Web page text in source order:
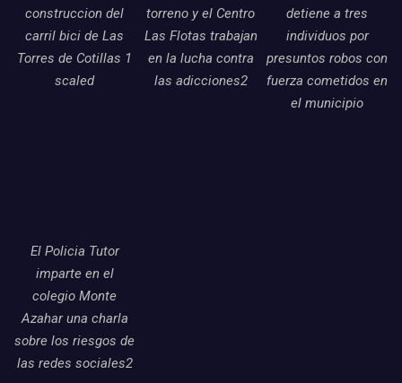
construccion del
carril bici de Las
Torres de Cotillas 1
scaled
torreno y el Centro
Las Flotas trabajan
en la lucha contra
las adicciones2
detiene a tres
individuos por
presuntos robos con
fuerza cometidos en
el municipio
El Policia Tutor
imparte en el
colegio Monte
Azahar una charla
sobre los riesgos de
las redes sociales2